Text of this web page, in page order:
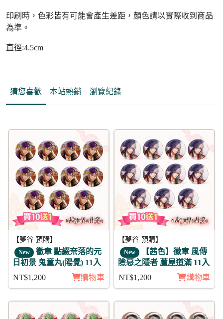
印刷時，色彩皆有可能會產生差距，顏色請以實際收到商品
為準。
直徑:4.5cm
猜您喜歡 本站熱銷 瀏覽紀錄
【夢谷-預購】
New 徽章 點綴奈落的元
日初景 鬼童丸(陽覺) 11入
NT$1,200
購物車
【夢谷-預購】
New 【茜色】徽章 風傳
險惡之隱者 蘆屋道滿 11入
NT$1,200
購物車